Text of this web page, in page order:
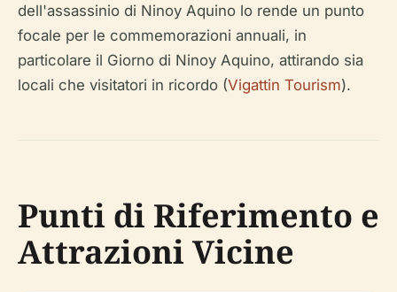
dell'assassinio di Ninoy Aquino lo rende un punto
focale per le commemorazioni annuali, in
particolare il Giorno di Ninoy Aquino, attirando sia
locali che visitatori in ricordo (Vigattin Tourism).
Punti di Riferimento e
Attrazioni Vicine